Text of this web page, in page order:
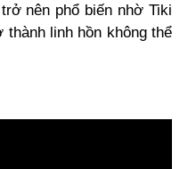
nên phổ biến nhờ Tiki
linh hồn không thể